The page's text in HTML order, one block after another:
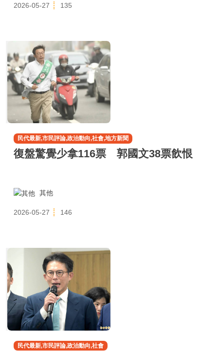
2026-05-27 135
民代最新,市民評論,政治動向,社會,地方新聞
復盤驚覺少拿116票 郭國文38票飲恨
其他
2026-05-27 146
民代最新,市民評論,政治動向,社會